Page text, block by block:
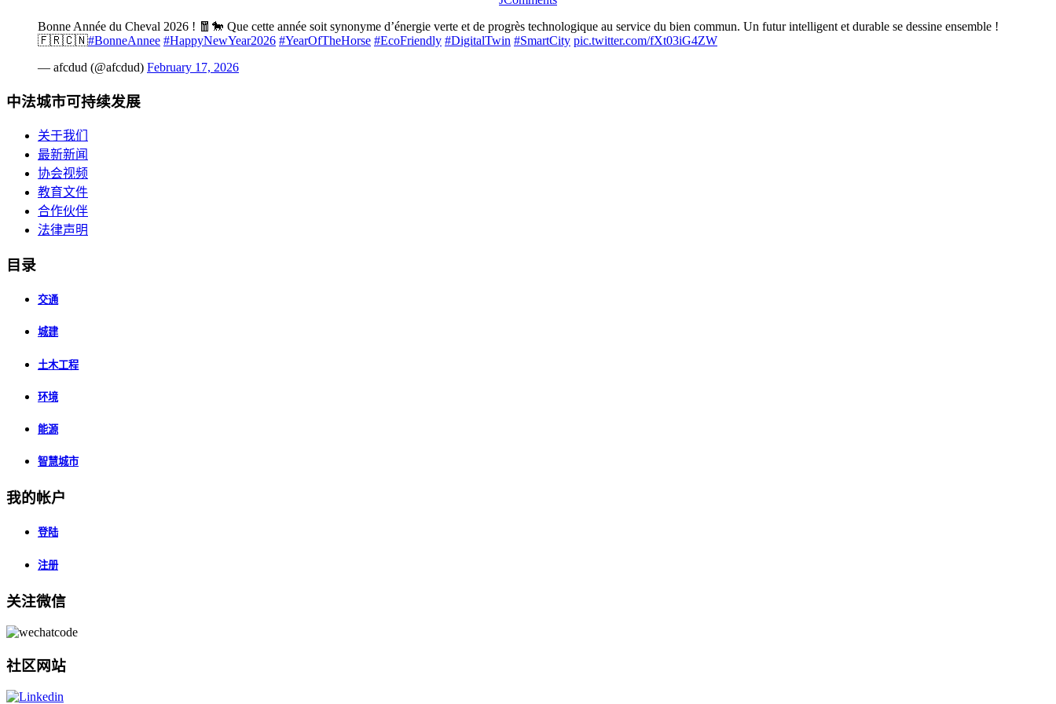
Bonne Année du Cheval 2026 ! 🧧🐎 Que cette année soit synonyme d’énergie verte et de progrès technologique au service du bien commun. Un futur intelligent et durable se dessine ensemble !
🇫🇷🇨🇳#BonneAnnee #HappyNewYear2026 #YearOfTheHorse #EcoFriendly #DigitalTwin #SmartCity pic.twitter.com/fXt03iG4ZW
— afcdud (@afcdud) February 17, 2026
中法城市可持续发展
关于我们
最新新闻
协会视频
教育文件
合作伙伴
法律声明
目录
交通
城建
土木工程
环境
能源
智慧城市
我的帐户
登陆
注册
关注微信
社区网站